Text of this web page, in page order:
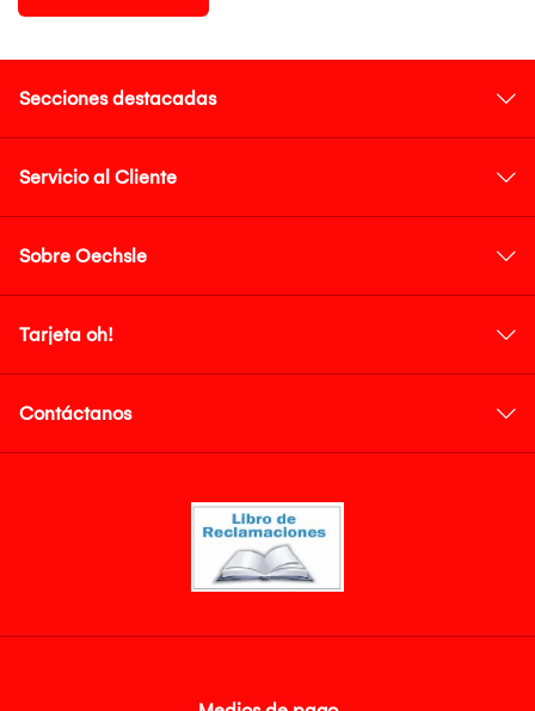
Secciones destacadas
Servicio al Cliente
Sobre Oechsle
Tarjeta oh!
Contáctanos